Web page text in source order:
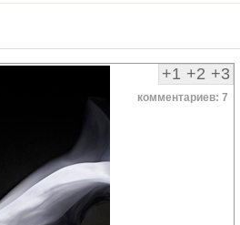
+1 +2 +3
комментариев: 7